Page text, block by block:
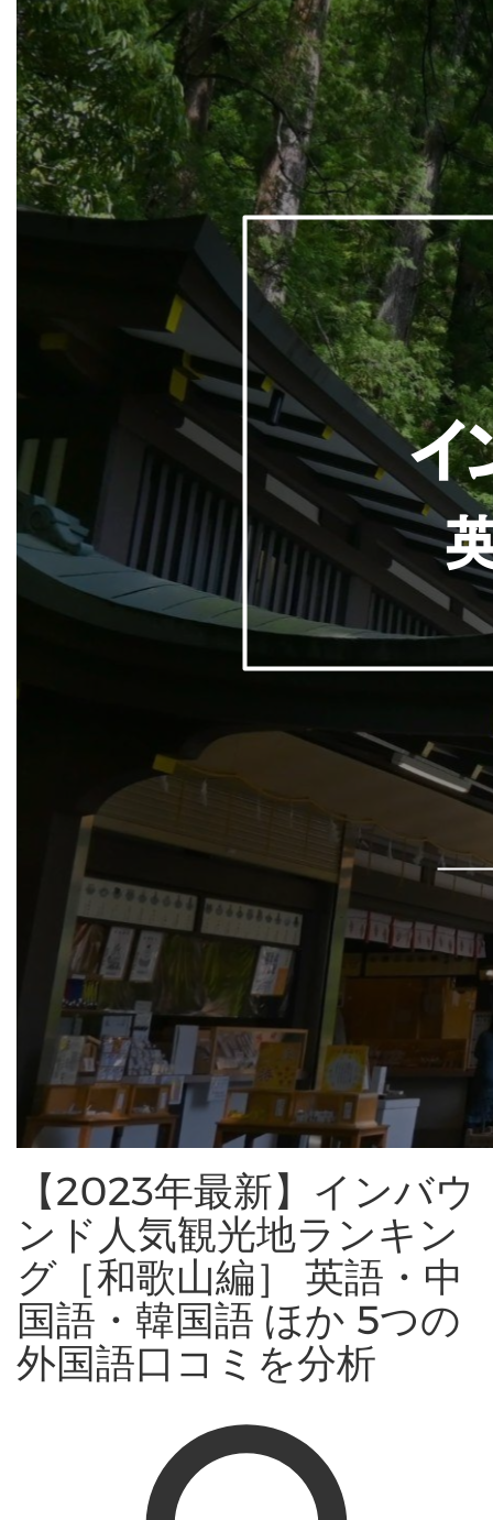
【2023年最新】インバウ
ンド人気観光地ランキン
グ［和歌山編］ 英語・中
国語・韓国語 ほか 5つの
外国語口コミを分析